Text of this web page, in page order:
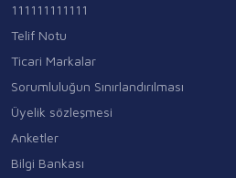
111111111111
Telif Notu
Ticari Markalar
Sorumluluğun Sınırlandırılması
Üyelik sözleşmesi
Anketler
Bilgi Bankası